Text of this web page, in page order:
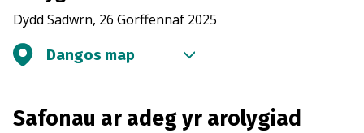
Dydd Sadwrn, 26 Gorffennaf 2025
Dangos map
Safonau ar adeg yr arolygiad